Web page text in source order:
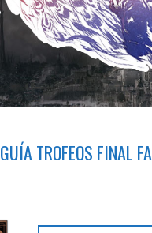
GUÍA TROFEOS FINAL